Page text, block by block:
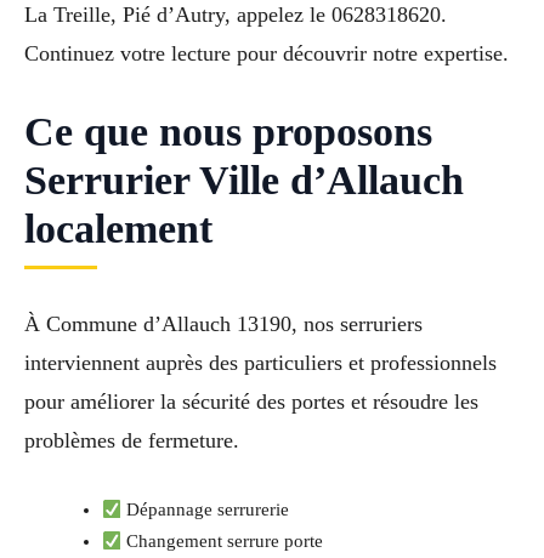
La Treille, Pié d’Autry, appelez le 0628318620.
Continuez votre lecture pour découvrir notre expertise.
Ce que nous proposons
Serrurier Ville d’Allauch
localement
À Commune d’Allauch 13190, nos serruriers
interviennent auprès des particuliers et professionnels
pour améliorer la sécurité des portes et résoudre les
problèmes de fermeture.
Dépannage serrurerie
Changement serrure porte